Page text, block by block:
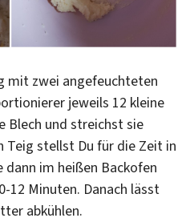
mit zwei angefeuchteten
jeweils 12 kleine
Blech und streichst sie
stellst Du für die Zeit in
dann im heißen Backofen
12 Minuten. Danach lässt
abkühlen.